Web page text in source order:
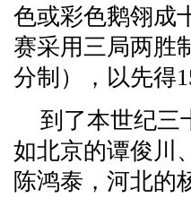
色或彩色鹅翎成
赛采用三局两胜
分制），以先得
到了本世纪三
如北京的谭俊川
陈鸿泰，河北的